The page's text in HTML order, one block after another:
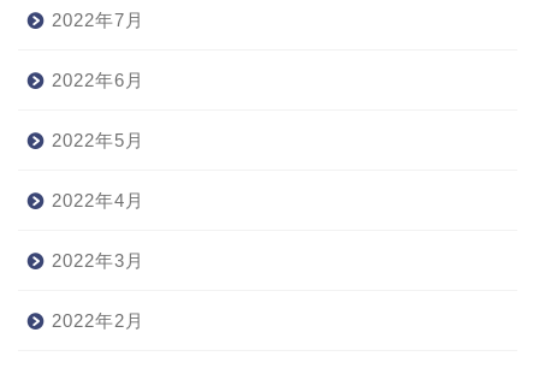
2022年7月
2022年6月
2022年5月
2022年4月
2022年3月
2022年2月